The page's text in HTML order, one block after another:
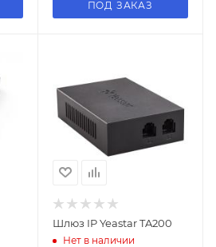
ПОД ЗАКАЗ
Шлюз IP Yeastar TA200
Нет в наличии